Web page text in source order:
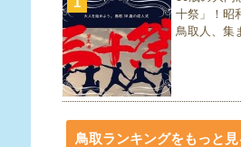
十祭」！昭
鳥取人、集
鳥取ランキングをもっと見